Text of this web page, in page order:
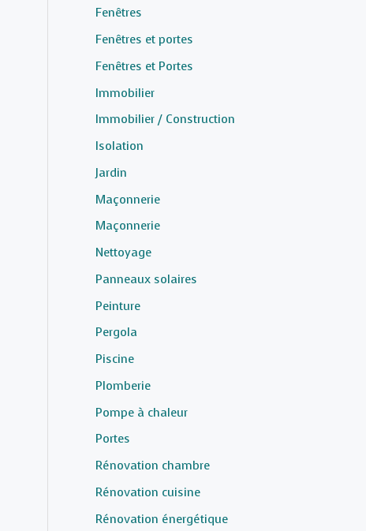
Fenêtres
Fenêtres et portes
Fenêtres et Portes
Immobilier
Immobilier / Construction
Isolation
Jardin
Maçonnerie
Maçonnerie
Nettoyage
Panneaux solaires
Peinture
Pergola
Piscine
Plomberie
Pompe à chaleur
Portes
Rénovation chambre
Rénovation cuisine
Rénovation énergétique